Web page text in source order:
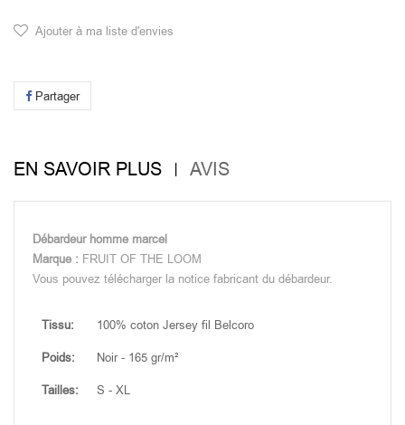
Ajouter à ma liste d'envies
Partager
EN SAVOIR PLUS AVIS
Débardeur homme marcel
Marque : FRUIT OF THE LOOM
Vous pouvez télécharger la notice fabricant du débardeur.
Tissu:
100% coton Jersey fil Belcoro
Poids:
Noir - 165 gr/m²
Tailles:
S - XL